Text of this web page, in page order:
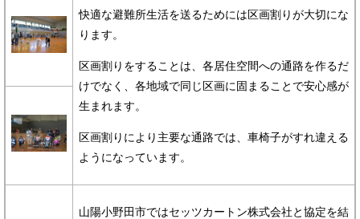
快適な避難所生活を送るためには区画割りが大切にな
ります。
区画割りをすることは、各居住空間への通路を作るだ
けでなく、各地域で同じ区画に固まることで安心感が
生まれます。
区画割りにより主要な通路では、車椅子がすれ違える
ようになっています。
山陽小野田市ではセッツカートン株式会社と協定を結